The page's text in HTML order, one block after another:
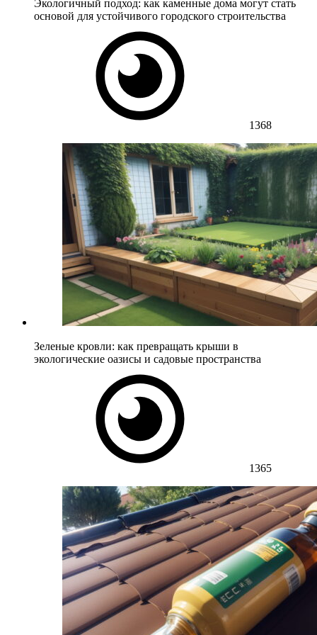
Экологичный подход: как каменные дома могут стать
основой для устойчивого городского строительства
1368
Зеленые кровли: как превращать крыши в
экологические оазисы и садовые пространства
1365